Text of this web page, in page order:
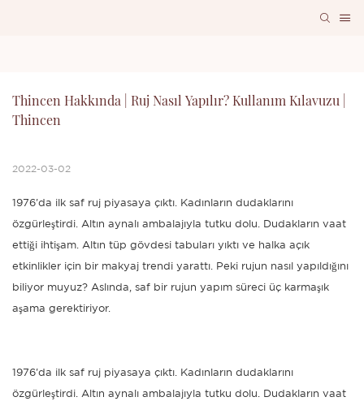
Thincen Hakkında | Ruj Nasıl Yapılır? Kullanım Kılavuzu |
Thincen
2022-03-02
1976'da ilk saf ruj piyasaya çıktı. Kadınların dudaklarını
özgürleştirdi. Altın aynalı ambalajıyla tutku dolu. Dudakların vaat
ettiği ihtişam. Altın tüp gövdesi tabuları yıktı ve halka açık
etkinlikler için bir makyaj trendi yarattı. Peki rujun nasıl yapıldığını
biliyor muyuz? Aslında, saf bir rujun yapım süreci üç karmaşık
aşama gerektiriyor.
1976'da ilk saf ruj piyasaya çıktı. Kadınların dudaklarını
özgürleştirdi. Altın aynalı ambalajıyla tutku dolu. Dudakların vaat